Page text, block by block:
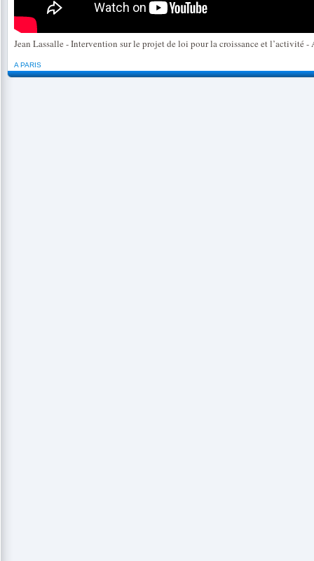
Jean Lassalle - Intervention sur le projet de loi pour la croissance et l’activité
A PARIS